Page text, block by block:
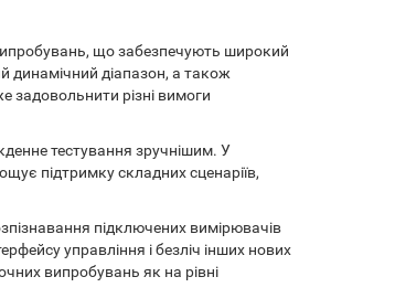
що забезпечують широкий
динамічний діапазон, а також
задовольнити різні вимоги
тестування зручнішим. У
підтримку складних сценаріїв,
підключених вимірювачів
управління і безліч інших нових
випробувань як на рівні